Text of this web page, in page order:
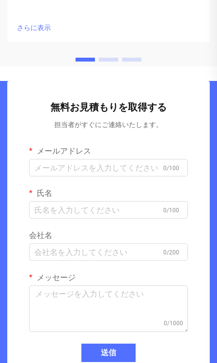
さらに表示
無料お見積もりを取得する
担当者がすぐにご連絡いたします。
メールアドレス
0/100
氏名
0/100
会社名
0/200
メッセージ
0/1000
送信